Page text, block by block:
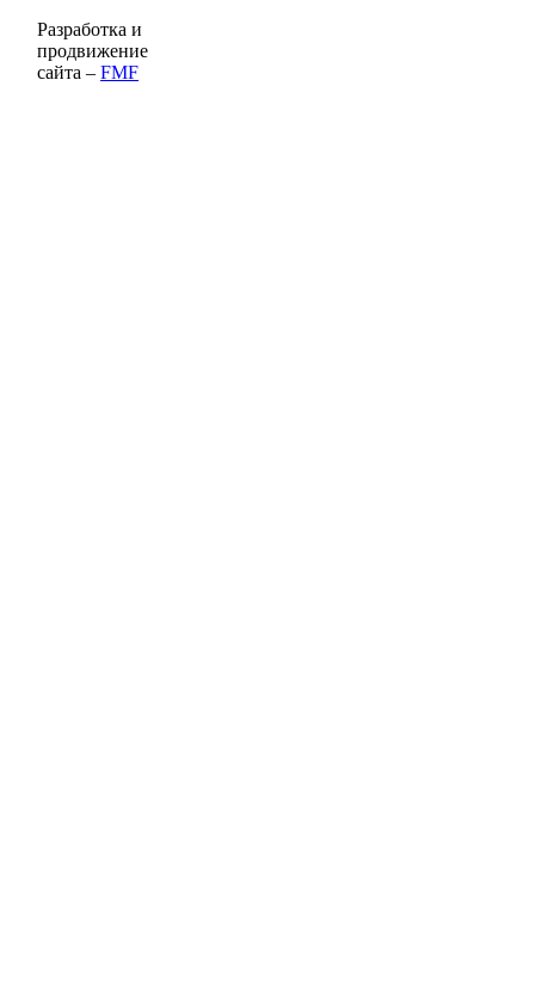
Разработка и
продвижение
сайта – FMF